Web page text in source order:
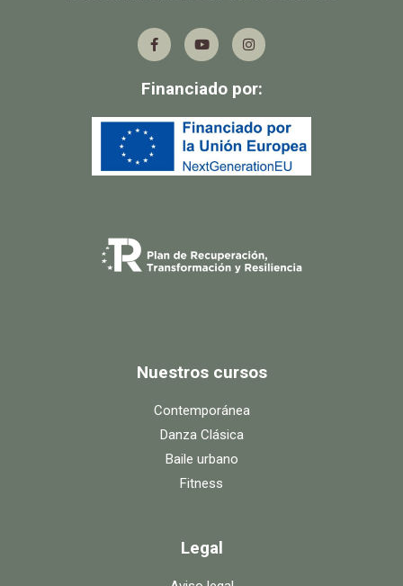
a
c
e
o
k
f
o
u
t
b
n
s
t
g
a
m
Financiado por:
Nuestros cursos
Contemporánea
Danza Clásica
Baile urbano
Fitness
Legal